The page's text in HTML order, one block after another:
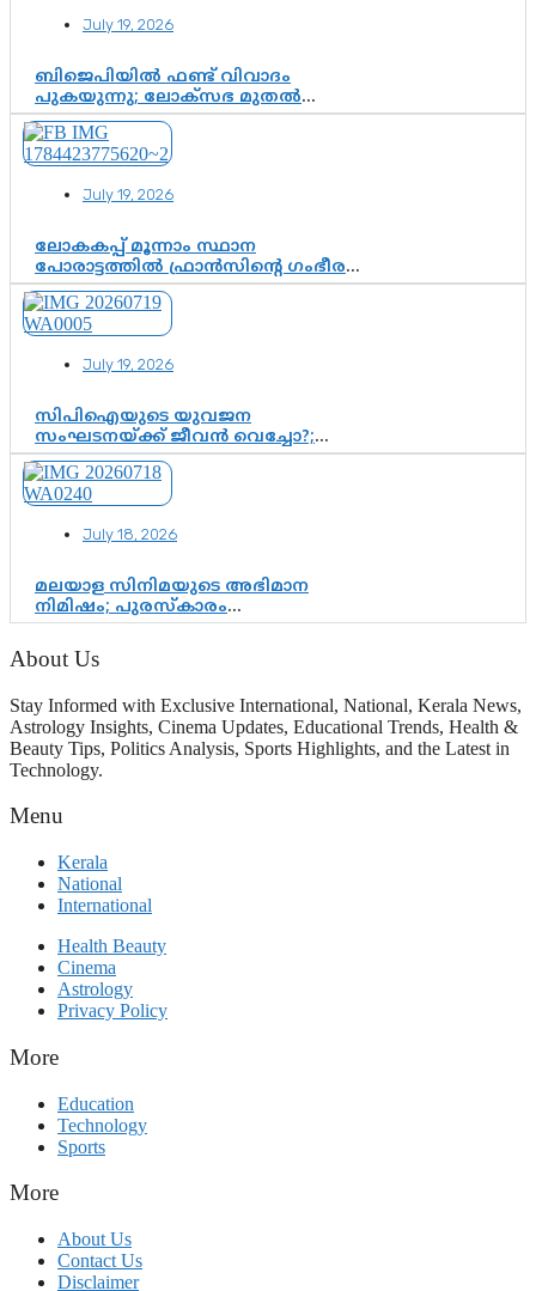
July 19, 2026
ബിജെപിയിൽ ഫണ്ട് വിവാദം
പുകയുന്നു; ലോക്സഭ മുതൽ
നിയമസഭ വരെ 140 മണ്ഡലങ്ങളിലെ
ഫണ്ട് വിനിയോഗം
പരിശോധിക്കുമോ? കേന്ദ്രത്തിനും
ഘടകത്തോട് അതൃപ്തി
July 19, 2026
ലോകകപ്പ് മൂന്നാം സ്ഥാന
പോരാട്ടത്തിൽ ഫ്രാൻസിന്റെ ഗംഭീര
തിരിച്ചുവരവ്; ഗോൾവേട്ടയിൽ
മെസ്സിയെ മറികടന്ന് എംബാപ്പെ
July 19, 2026
സിപിഐയുടെ യുവജന
സംഘടനയ്ക്ക് ജീവൻ വെച്ചോ?;
ജിസ്മോന്റെ വിമർശനം രാഷ്ട്രീയ
ഇരട്ടത്താപ്പെന്ന് ചർച്ച
July 18, 2026
മലയാള സിനിമയുടെ അഭിമാന
നിമിഷം; പുരസ്‌കാരം
ആഘോഷമാകട്ടെ, മികവ് ശീലമാകട്ടെ
About Us
Stay Informed with Exclusive International, National, Kerala News,
Astrology Insights, Cinema Updates, Educational Trends, Health &
Beauty Tips, Politics Analysis, Sports Highlights, and the Latest in
Technology.
Menu
Kerala
National
International
Health Beauty
Cinema
Astrology
Privacy Policy
More
Education
Technology
Sports
More
About Us
Contact Us
Disclaimer